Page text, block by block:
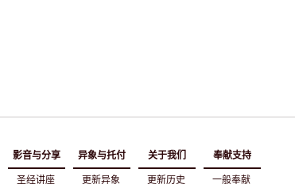
影音与分享
圣经讲座
异象与托付
更新异象
关于我们
更新历史
奉献支持
一般奉献